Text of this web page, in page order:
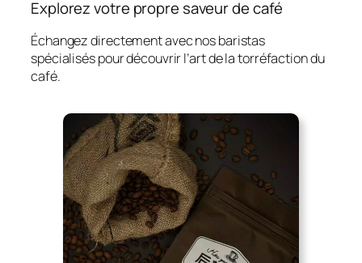
Explorez votre propre saveur de café
Échangez directement avec nos baristas
spécialisés pour découvrir l’art de la torréfaction du
café.